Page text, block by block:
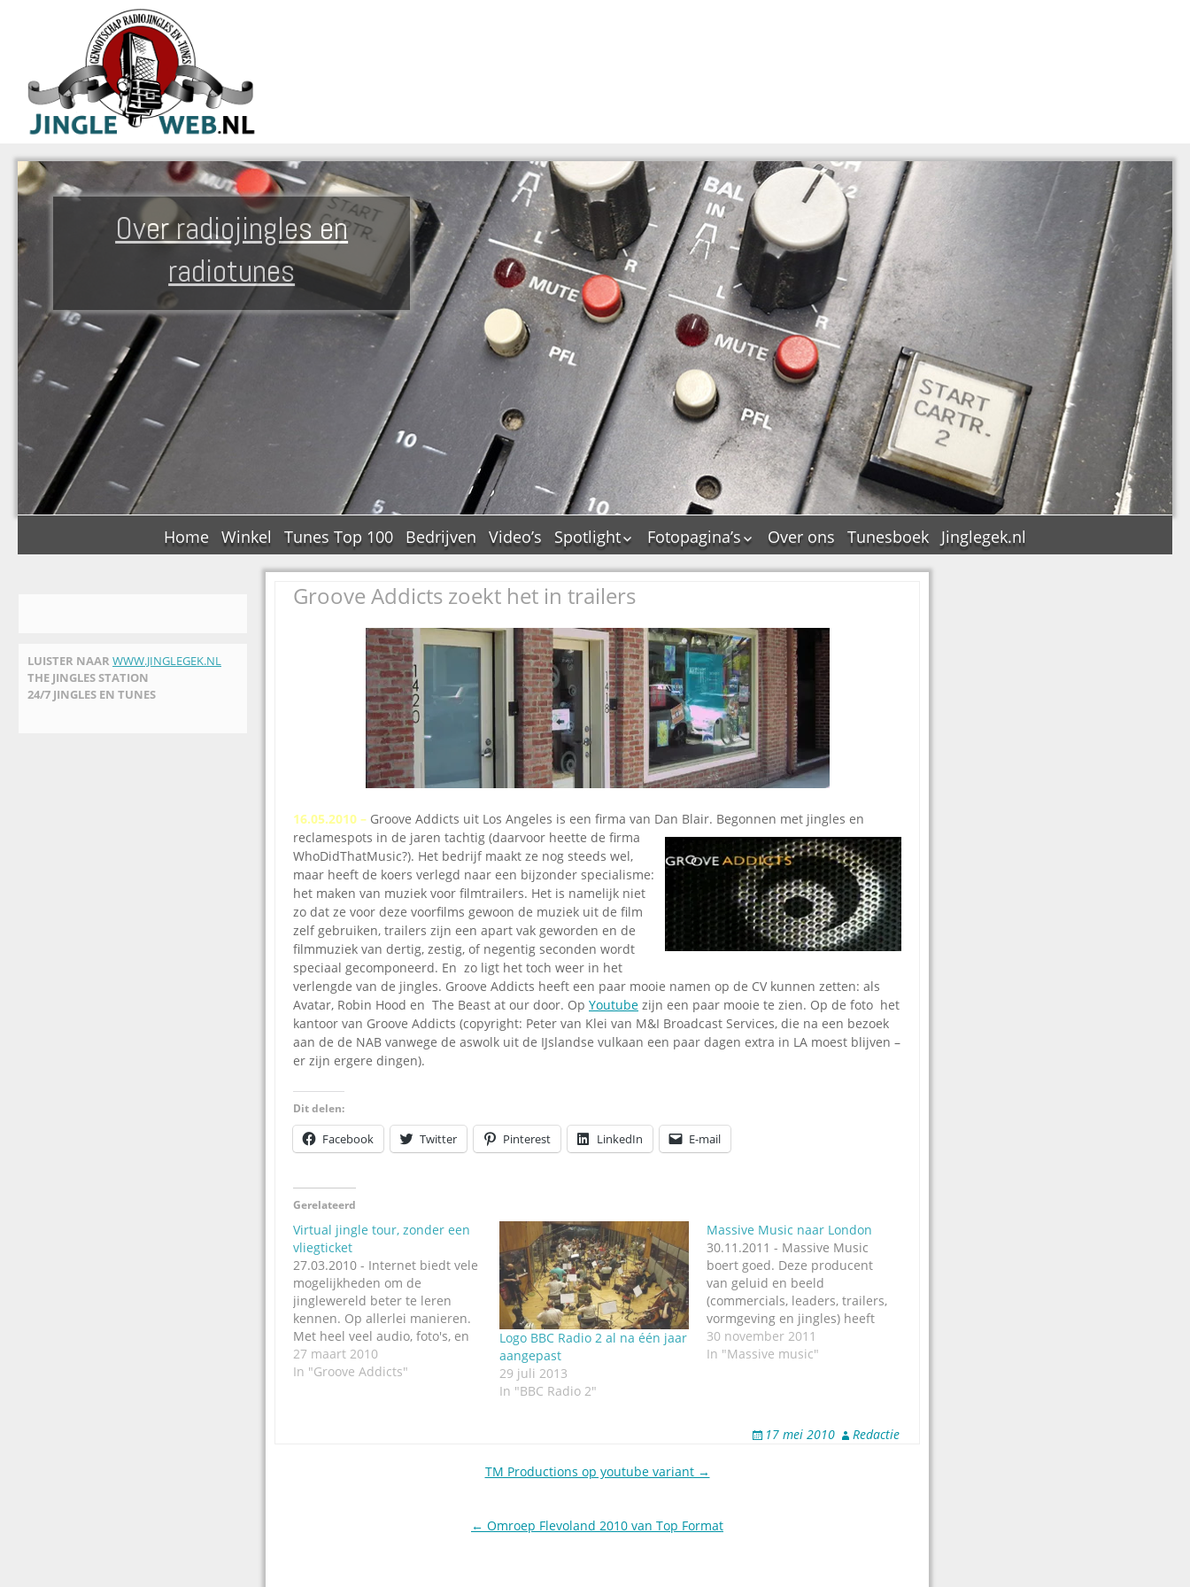
Over radiojingles en
radiotunes
Home Winkel Tunes Top 100 Bedrijven Video’s
Spotlight
De Tourflitsjingle –
wie zijn de makers?
Jingledemo’s en hun
tags
Dallas jingle city
De Tourtune
Ferry Maat 65
Ferry Maat interview
Jingle Awards
Jingle NIEUW
Stoomfluit Klaas
Vaak
Uitvinding
jinglecassette
Fotopagina’s
JAM in pictures
Pepper & Tanner in
pictures
Top Format in
pictures
Dik Voormekaar in
foto’s
Over ons Tunesboek Jinglegek.nl
LUISTER NAAR WWW.JINGLEGEK.NL
THE JINGLES STATION
24/7 JINGLES EN TUNES
Groove Addicts zoekt het in trailers
16.05.2010 – Groove Addicts uit Los Angeles is een firma van Dan Blair. Begonnen met jingles en
reclamespots in de jaren tachtig (daarvoor heette de firma
WhoDidThatMusic?). Het bedrijf maakt ze nog steeds wel,
maar heeft de koers verlegd naar een bijzonder specialisme:
het maken van muziek voor filmtrailers. Het is namelijk niet
zo dat ze voor deze voorfilms gewoon de muziek uit de film
zelf gebruiken, trailers zijn een apart vak geworden en de
filmmuziek van dertig, zestig, of negentig seconden wordt
speciaal gecomponeerd. En zo ligt het toch weer in het
verlengde van de jingles. Groove Addicts heeft een paar mooie namen op de CV kunnen zetten: als
Avatar, Robin Hood en The Beast at our door. Op Youtube zijn een paar mooie te zien. Op de foto het
kantoor van Groove Addicts (copyright: Peter van Klei van M&I Broadcast Services, die na een bezoek
aan de de NAB vanwege de aswolk uit de IJslandse vulkaan een paar dagen extra in LA moest blijven –
er zijn ergere dingen).
Dit delen:
Facebook Twitter Pinterest LinkedIn E-mail
Gerelateerd
Virtual jingle tour, zonder een
vliegticket
27.03.2010 - Internet biedt vele
mogelijkheden om de
jinglewereld beter te leren
kennen. Op allerlei manieren.
Met heel veel audio, foto's, en
... video. Zo heeft de
Amerikaanse jingleproducent
27 maart 2010
In "Groove Addicts"
Logo BBC Radio 2 al na één jaar
aangepast
29 juli 2013
In "BBC Radio 2"
Massive Music naar London
30.11.2011 - Massive Music
boert goed. Deze producent
van geluid en beeld
(commercials, leaders, trailers,
vormgeving en jingles) heeft
een nieuw kantoor geopend in
London, da's de vijfde vestiging
net zozeer een geldbedrijf als
30 november 2011
In "Massive music"
17 mei 2010 Redactie
TM Productions op youtube variant →
← Omroep Flevoland 2010 van Top Format